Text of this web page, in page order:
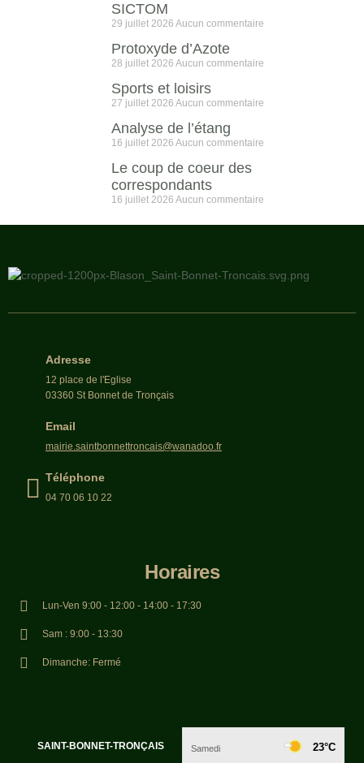
SICTOM
29 juillet 2026 Aucun commentaire
Protoxyde d’Azote
28 juillet 2026 Aucun commentaire
Sports et loisirs
27 juillet 2026 Aucun commentaire
Analyse de l’étang
16 juillet 2026 Aucun commentaire
Le coup de coeur des
correspondants
16 juillet 2026 Aucun commentaire
Adresse
12 place de l'Eglise
03360 St Bonnet de Tronçais
Email
mairie.saintbonnettroncais@wanadoo.fr
Téléphone
04 70 06 10 22
Horaires
Lun-Ven 9:00 - 12:00 - 14:00 - 17:30
Sam : 9:00 - 13:30
Dimanche: Fermé